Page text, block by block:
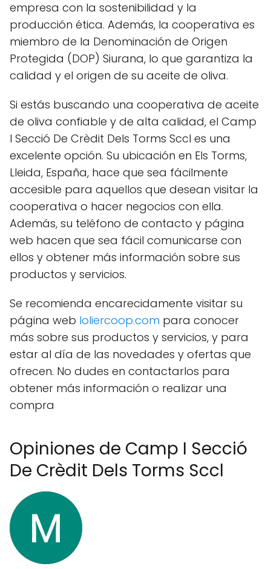
empresa con la sostenibilidad y la
producción ética. Además, la cooperativa es
miembro de la Denominación de Origen
Protegida (DOP) Siurana, lo que garantiza la
calidad y el origen de su aceite de oliva.
Si estás buscando una cooperativa de aceite
de oliva confiable y de alta calidad, el Camp
I Secció De Crèdit Dels Torms Sccl es una
excelente opción. Su ubicación en Els Torms,
Lleida, España, hace que sea fácilmente
accesible para aquellos que desean visitar la
cooperativa o hacer negocios con ella.
Además, su teléfono de contacto y página
web hacen que sea fácil comunicarse con
ellos y obtener más información sobre sus
productos y servicios.
Se recomienda encarecidamente visitar su
página web loliercoop.com para conocer
más sobre sus productos y servicios, y para
estar al día de las novedades y ofertas que
ofrecen. No dudes en contactarlos para
obtener más información o realizar una
compra
Opiniones de Camp I Secció
De Crèdit Dels Torms Sccl